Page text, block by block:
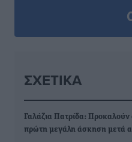
ΣΧΕΤΙΚΆ
Γαλάζια Πατρίδα: Προκαλούν
πρώτη μεγάλη άσκηση μετά